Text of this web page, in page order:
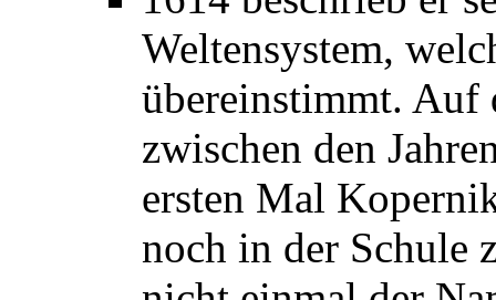
Weltensystem,
übereinstimmt. Auf
zwischen den
ersten Mal
noch in der Schule